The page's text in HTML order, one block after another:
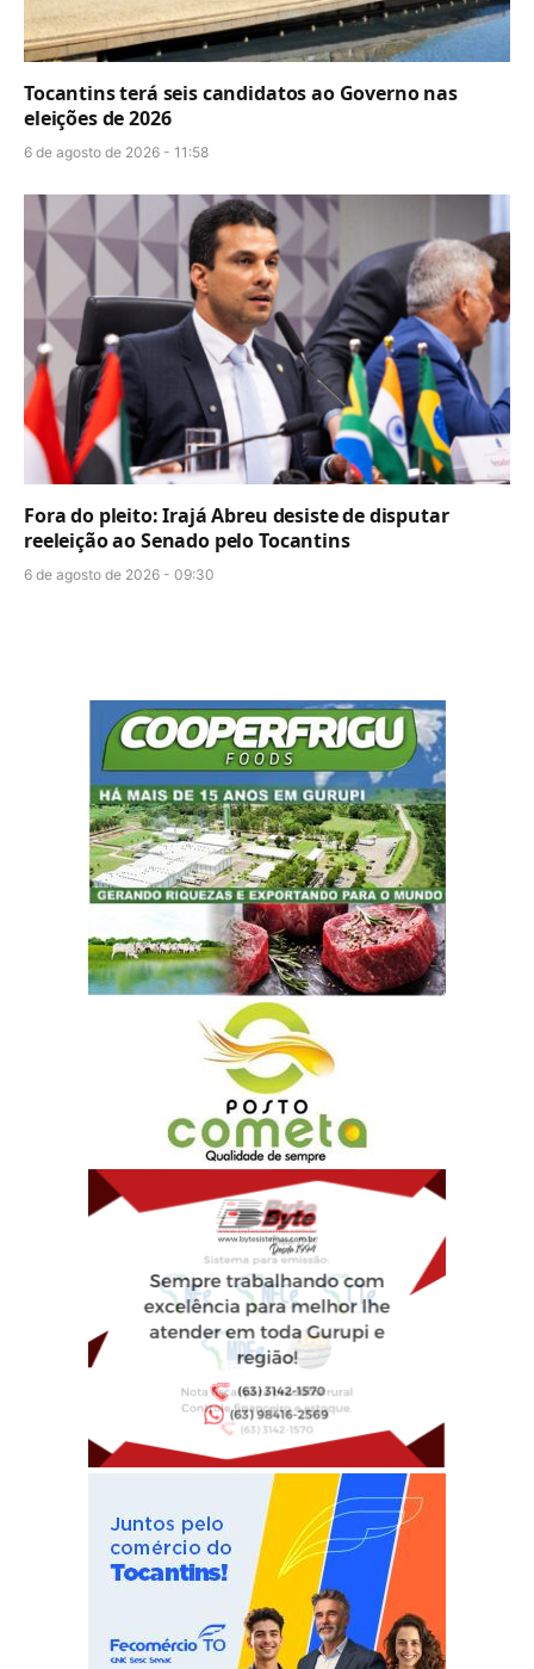
Tocantins terá seis candidatos ao Governo nas
eleições de 2026
6 de agosto de 2026 - 11:58
Fora do pleito: Irajá Abreu desiste de disputar
reeleição ao Senado pelo Tocantins
6 de agosto de 2026 - 09:30